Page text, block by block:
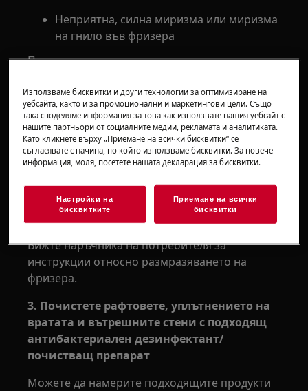
Неприятна, силна миризма или миризма
на гнило във фризера
Приложимо към:
Фризер
Хладилник с камера
Решение:
1. Дръжте храните със силна миризма в
2. Размразете фризера, преди да
започнете почистване
Вижте наръчника на потребителя за
инструкции относно размразяването на
фризера.
3. Почистете рафтовете, уплътнението на
вратата и вътрешните стени с подходящ
антибактериален дезинфектант/
почистващ препарат
Можете да намерите подходящите продукти
Използваме бисквитки и други технологии за оптимизиране на
уебсайта, както и за промоционални и маркетингови цели. Също
така споделяме информация за това как използвате нашия уебсайт с
нашите партньори от социалните медии, рекламата и аналитиката.
Като кликнете върху „Приемане на всички бисквитки“ се
съгласявате с начина, по който използваме бисквитки. За повече
информация, моля, посетете нашата декларация за бисквитки.
Настройки на
бисквитките
Приемане на всички
бисквитки